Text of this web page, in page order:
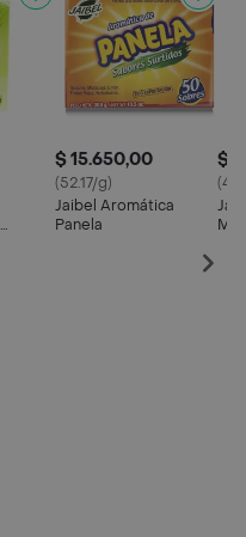
$ 15.650,00
(52.17/g)
Jaibel Aromática
Panela
$